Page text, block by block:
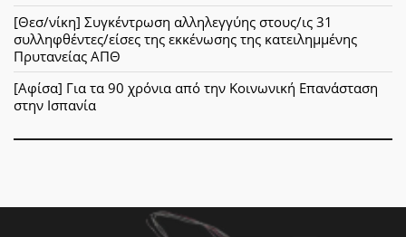
[Θεσ/νίκη] Συγκέντρωση αλληλεγγύης στους/ις 31
συλληφθέντες/είσες της εκκένωσης της κατειλημμένης
Πρυτανείας ΑΠΘ
[Αφίσα] Για τα 90 χρόνια από την Κοινωνική Επανάσταση
στην Ισπανία